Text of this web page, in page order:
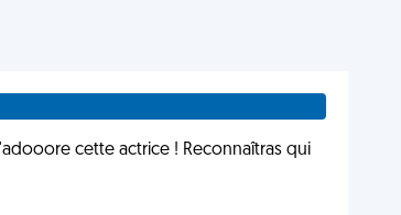
cette actrice ! Reconnaîtras qui